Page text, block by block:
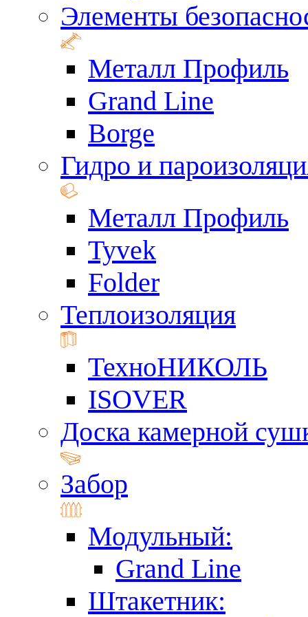
Элементы
Металл Профиль
Grand Line
Borge
Гидро и
Металл Профиль
Tyvek
Folder
Теплоизоляция
ТехноНИКОЛЬ
ISOVER
Доска камерной
Забор
Модульный:
Grand Line
Штакетник: